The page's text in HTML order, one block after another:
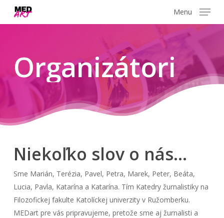
Menu
Organizátori
Niekoľko slov o nás...
Sme Marián, Terézia, Pavel, Petra, Marek, Peter, Beáta,
Lucia, Pavla, Katarína a Katarína. Tím Katedry žurnalistiky na
Filozofickej fakulte Katolíckej univerzity v Ružomberku.
MEDart pre vás pripravujeme, pretože sme aj žurnalisti a